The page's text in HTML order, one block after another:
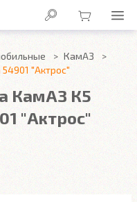
КамАЗ
"Актрос"
КамАЗ К5
"Актрос"